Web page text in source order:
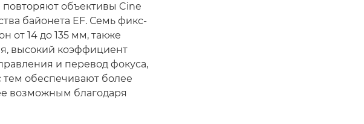
повторяют объективы Cine
байонета EF. Семь фикс-
от 14 до 135 мм, также
высокий коэффициент
и перевод фокуса,
тем обеспечивают более
возможным благодаря